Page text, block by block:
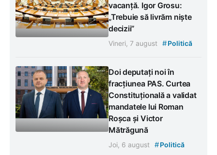
vacanță. Igor Grosu:
„Trebuie să livrăm niște
decizii”
Vineri, 7 august #Politică
Doi deputați noi în
fracțiunea PAS. Curtea
Constituțională a validat
mandatele lui Roman
Roșca și Victor
Mătrăgună
Joi, 6 august #Politică